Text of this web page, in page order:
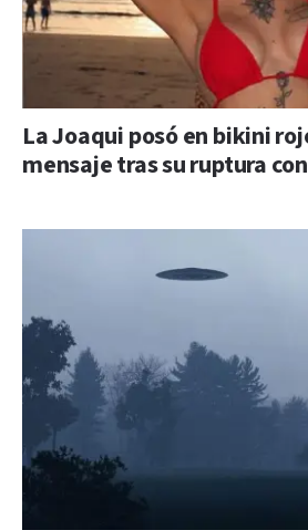
La Joaqui posó en bikini
mensaje tras su ruptura